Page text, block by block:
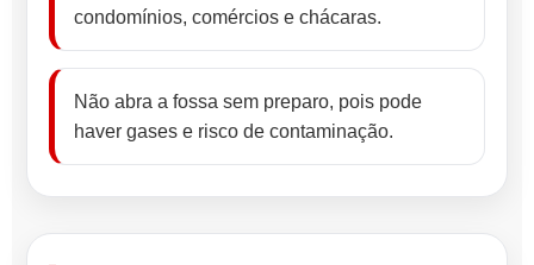
condomínios, comércios e chácaras.
Não abra a fossa sem preparo, pois pode
haver gases e risco de contaminação.